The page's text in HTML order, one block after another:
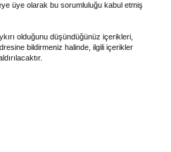
üye olarak bu sorumluluğu kabul etmiş
olduğunu düşündüğünüz içerikleri,
bildirmeniz halinde, ilgili içerikler